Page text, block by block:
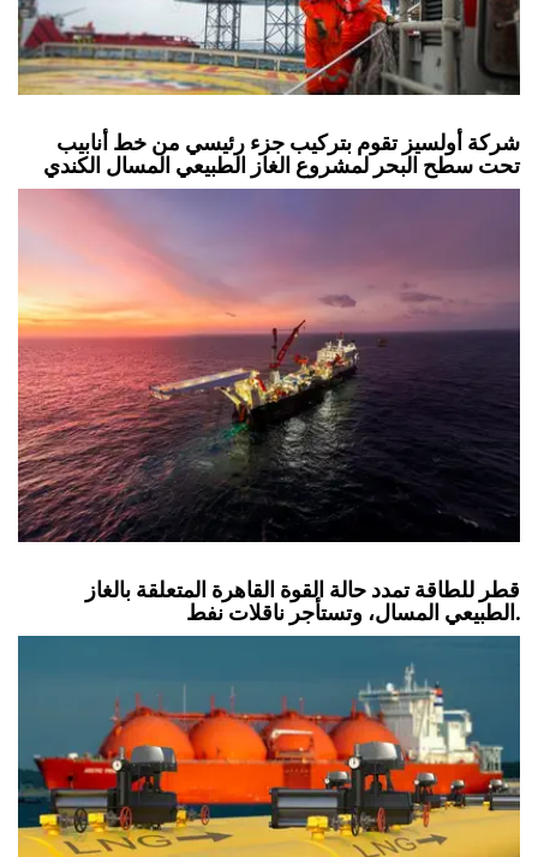
شركة أولسيز تقوم بتركيب جزء رئيسي من خط أنابيب
تحت سطح البحر لمشروع الغاز الطبيعي المسال الكندي
قطر للطاقة تمدد حالة القوة القاهرة المتعلقة بالغاز
الطبيعي المسال، وتستأجر ناقلات نفط.